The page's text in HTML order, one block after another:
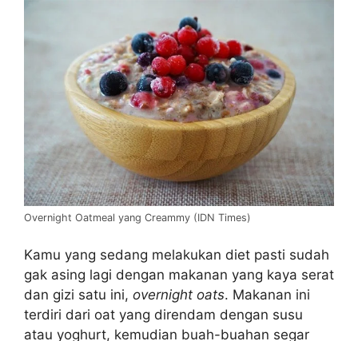
Overnight Oatmeal yang Creammy (IDN Times)
Kamu yang sedang melakukan diet pasti sudah
gak asing lagi dengan makanan yang kaya serat
dan gizi satu ini, overnight oats. Makanan ini
terdiri dari oat yang direndam dengan susu
atau yoghurt, kemudian buah-buahan segar